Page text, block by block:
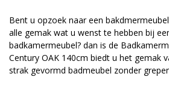
Bent u opzoek naar een
alle gemak wat u wenst te hebben bij
badkamermeubel? dan is de
Century OAK 140cm biedt u het gemak
strak gevormd badmeubel zonder